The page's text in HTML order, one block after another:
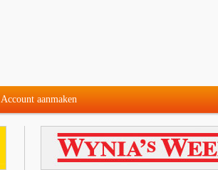
Account aanmaken